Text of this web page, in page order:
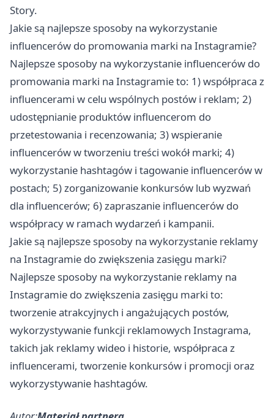
Story.
Jakie są najlepsze sposoby na wykorzystanie
influencerów do promowania marki na Instagramie?
Najlepsze sposoby na wykorzystanie influencerów do
promowania marki na Instagramie to: 1) współpraca z
influencerami w celu wspólnych postów i reklam; 2)
udostępnianie produktów influencerom do
przetestowania i recenzowania; 3) wspieranie
influencerów w tworzeniu treści wokół marki; 4)
wykorzystanie hashtagów i tagowanie influencerów w
postach; 5) zorganizowanie konkursów lub wyzwań
dla influencerów; 6) zapraszanie influencerów do
współpracy w ramach wydarzeń i kampanii.
Jakie są najlepsze sposoby na wykorzystanie reklamy
na Instagramie do zwiększenia zasięgu marki?
Najlepsze sposoby na wykorzystanie reklamy na
Instagramie do zwiększenia zasięgu marki to:
tworzenie atrakcyjnych i angażujących postów,
wykorzystywanie funkcji reklamowych Instagrama,
takich jak reklamy wideo i historie, współpraca z
influencerami, tworzenie konkursów i promocji oraz
wykorzystywanie hashtagów.